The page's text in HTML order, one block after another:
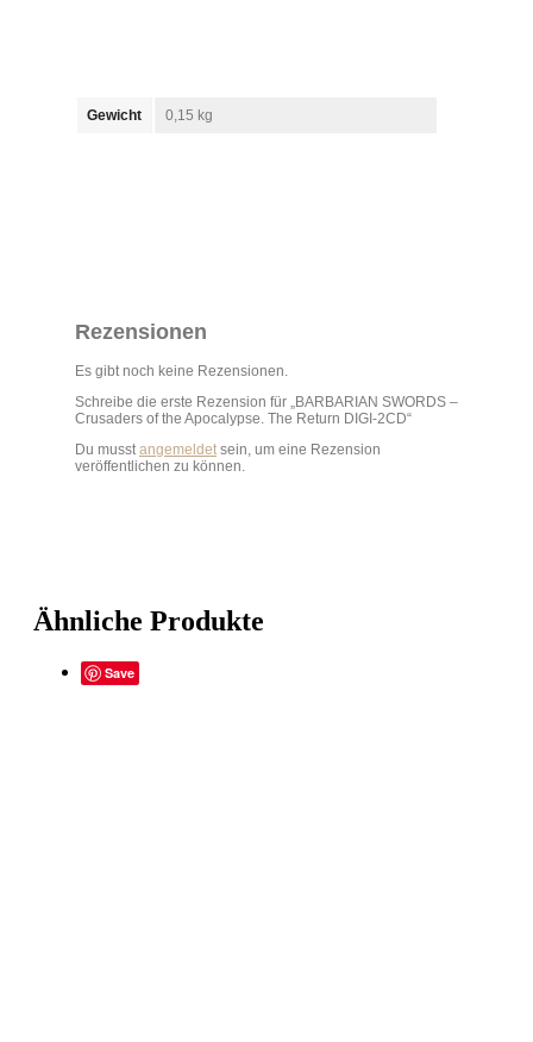
Gewicht 0,15 kg
Rezensionen
Es gibt noch keine Rezensionen.
Schreibe die erste Rezension für „BARBARIAN SWORDS –
Crusaders of the Apocalypse. The Return DIGI-2CD“
Du musstangemeldetsein, um eine Rezension
veröffentlichen zu können.
Ähnliche Produkte
Save